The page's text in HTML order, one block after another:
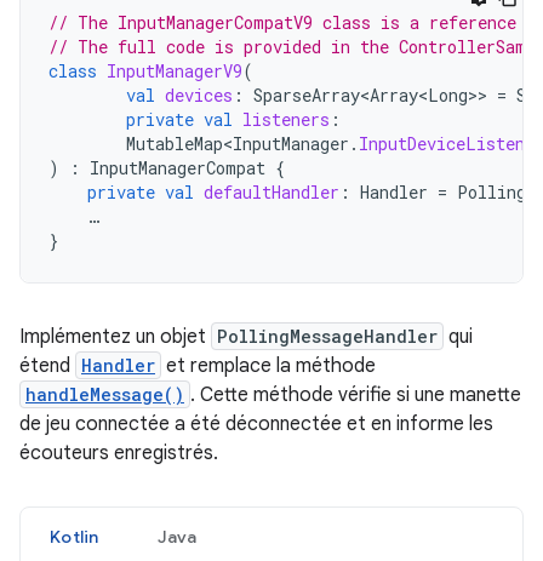
// The InputManagerCompatV9 class is a reference
// The full code is provided in the
class InputManagerV9(
val devices : SparseArray<Array<Long>> =
private val listeners :
MutableMap<InputManager . InputDeviceListener
)
: InputManagerCompat {
private val defaultHandler : Handler =
…
}
Implémentez un objet PollingMessageHandler qui
étend
Handler et remplace la méthode
handleMessage() . Cette méthode vérifie si une manette
de jeu connectée a été déconnectée et en informe les
écouteurs enregistrés.
Kotlin Java